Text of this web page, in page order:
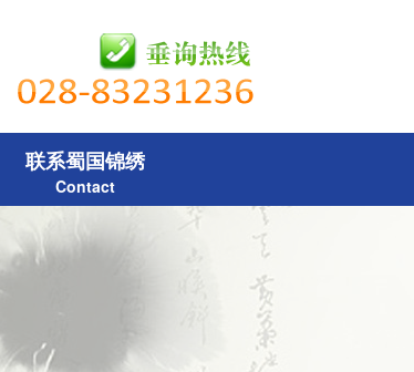
联系蜀国锦绣
Contact